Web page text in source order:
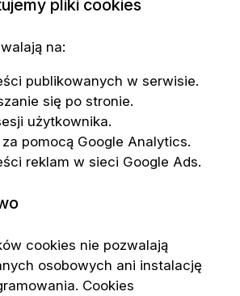
pliki cookies
na:
publikowanych w serwisie.
się po stronie.
użytkownika.
pomocą Google Analytics.
reklam w sieci Google Ads.
cookies nie pozwalają
osobowych ani instalację
Cookies